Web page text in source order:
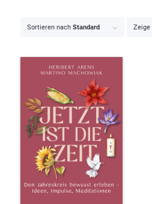
Sortieren nach Standard Zeige